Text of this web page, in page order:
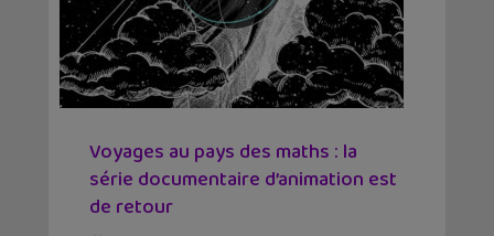
Voyages au pays des maths : la
série documentaire d’animation est
de retour